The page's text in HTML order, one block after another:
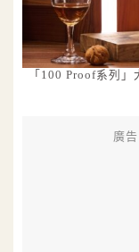
「100 Proof系列
廣